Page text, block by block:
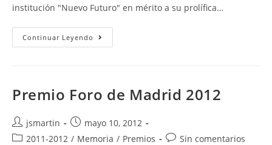
institución "Nuevo Futuro" en mérito a su prolífica…
Continuar Leyendo Premio
Foro
Premio Foro de Madrid 2012
Autor
de
jsmartin
Publicación
de
mayo 10, 2012
Categoría
2011-2012 / Memoria / Premios
Comentarios
Sin comentarios